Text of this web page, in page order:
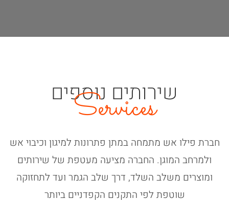
שירותים נוספים
Services
חברת פילו אש מתמחה במתן פתרונות למיגון וכיבוי אש
ולמרחב המוגן. החברה מציעה מעטפת של שירותים
ומוצרים משלב השלד, דרך שלב הגמר ועד לתחזוקה
שוטפת לפי התקנים הקפדניים ביותר